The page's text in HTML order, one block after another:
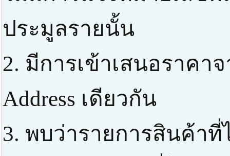
ประมูลรายนั้น
2. มีการเข้าเสนอราคา
Address เดียวกัน
3. พบว่ารายการสินค้า